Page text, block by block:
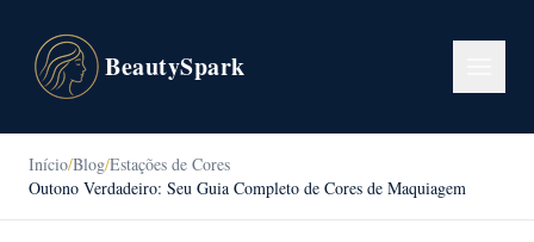
BeautySpark
Início/Blog/Estações de Cores
Outono Verdadeiro: Seu Guia Completo de Cores de Maquiagem